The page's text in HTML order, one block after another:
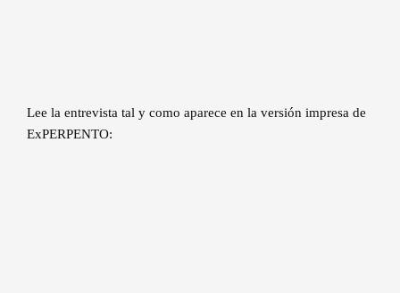
Lee la entrevista tal y como aparece en la versión impresa de
ExPERPENTO: